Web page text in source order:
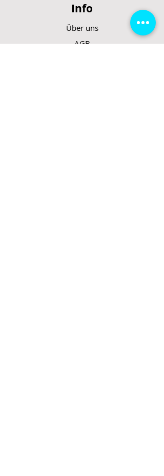
Info
Über uns
AGB